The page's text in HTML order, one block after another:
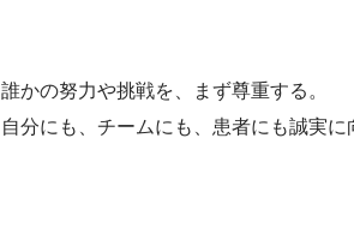
誰かの努力や挑戦を、まず尊重する。
自分にも、チームにも、患者にも誠実